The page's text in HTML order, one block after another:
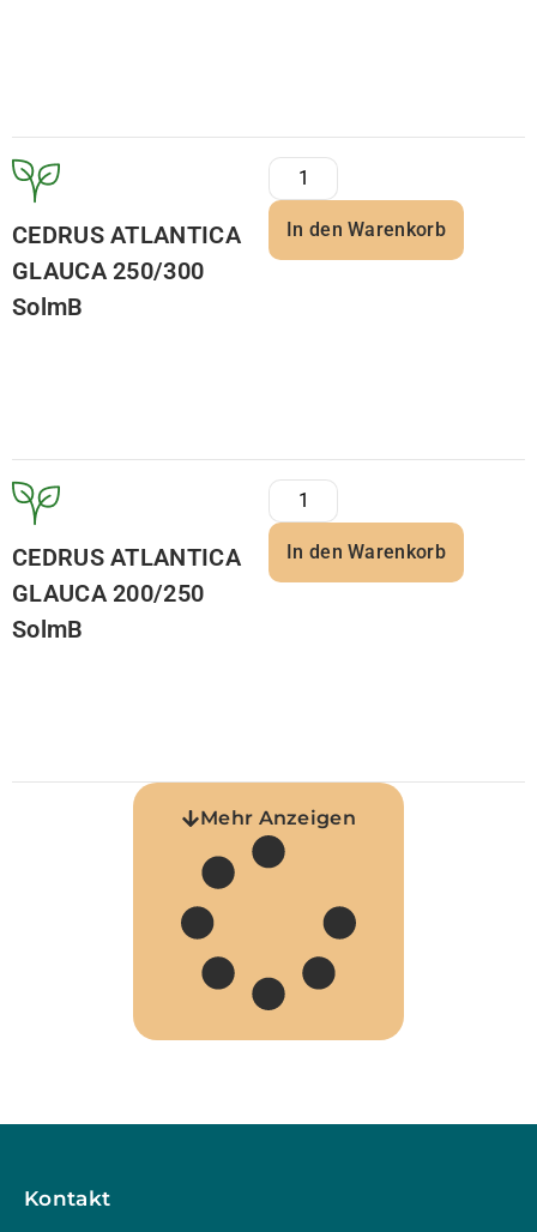
CEDRUS ATLANTICA
GLAUCA 250/300
SolmB
In den Warenkorb
CEDRUS ATLANTICA
GLAUCA 200/250
SolmB
In den Warenkorb
Mehr Anzeigen
Kontakt